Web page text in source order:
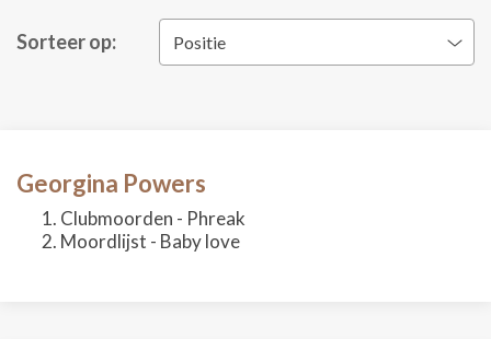
Sorteer op: Positie
Georgina Powers
Clubmoorden - Phreak
Moordlijst - Baby love